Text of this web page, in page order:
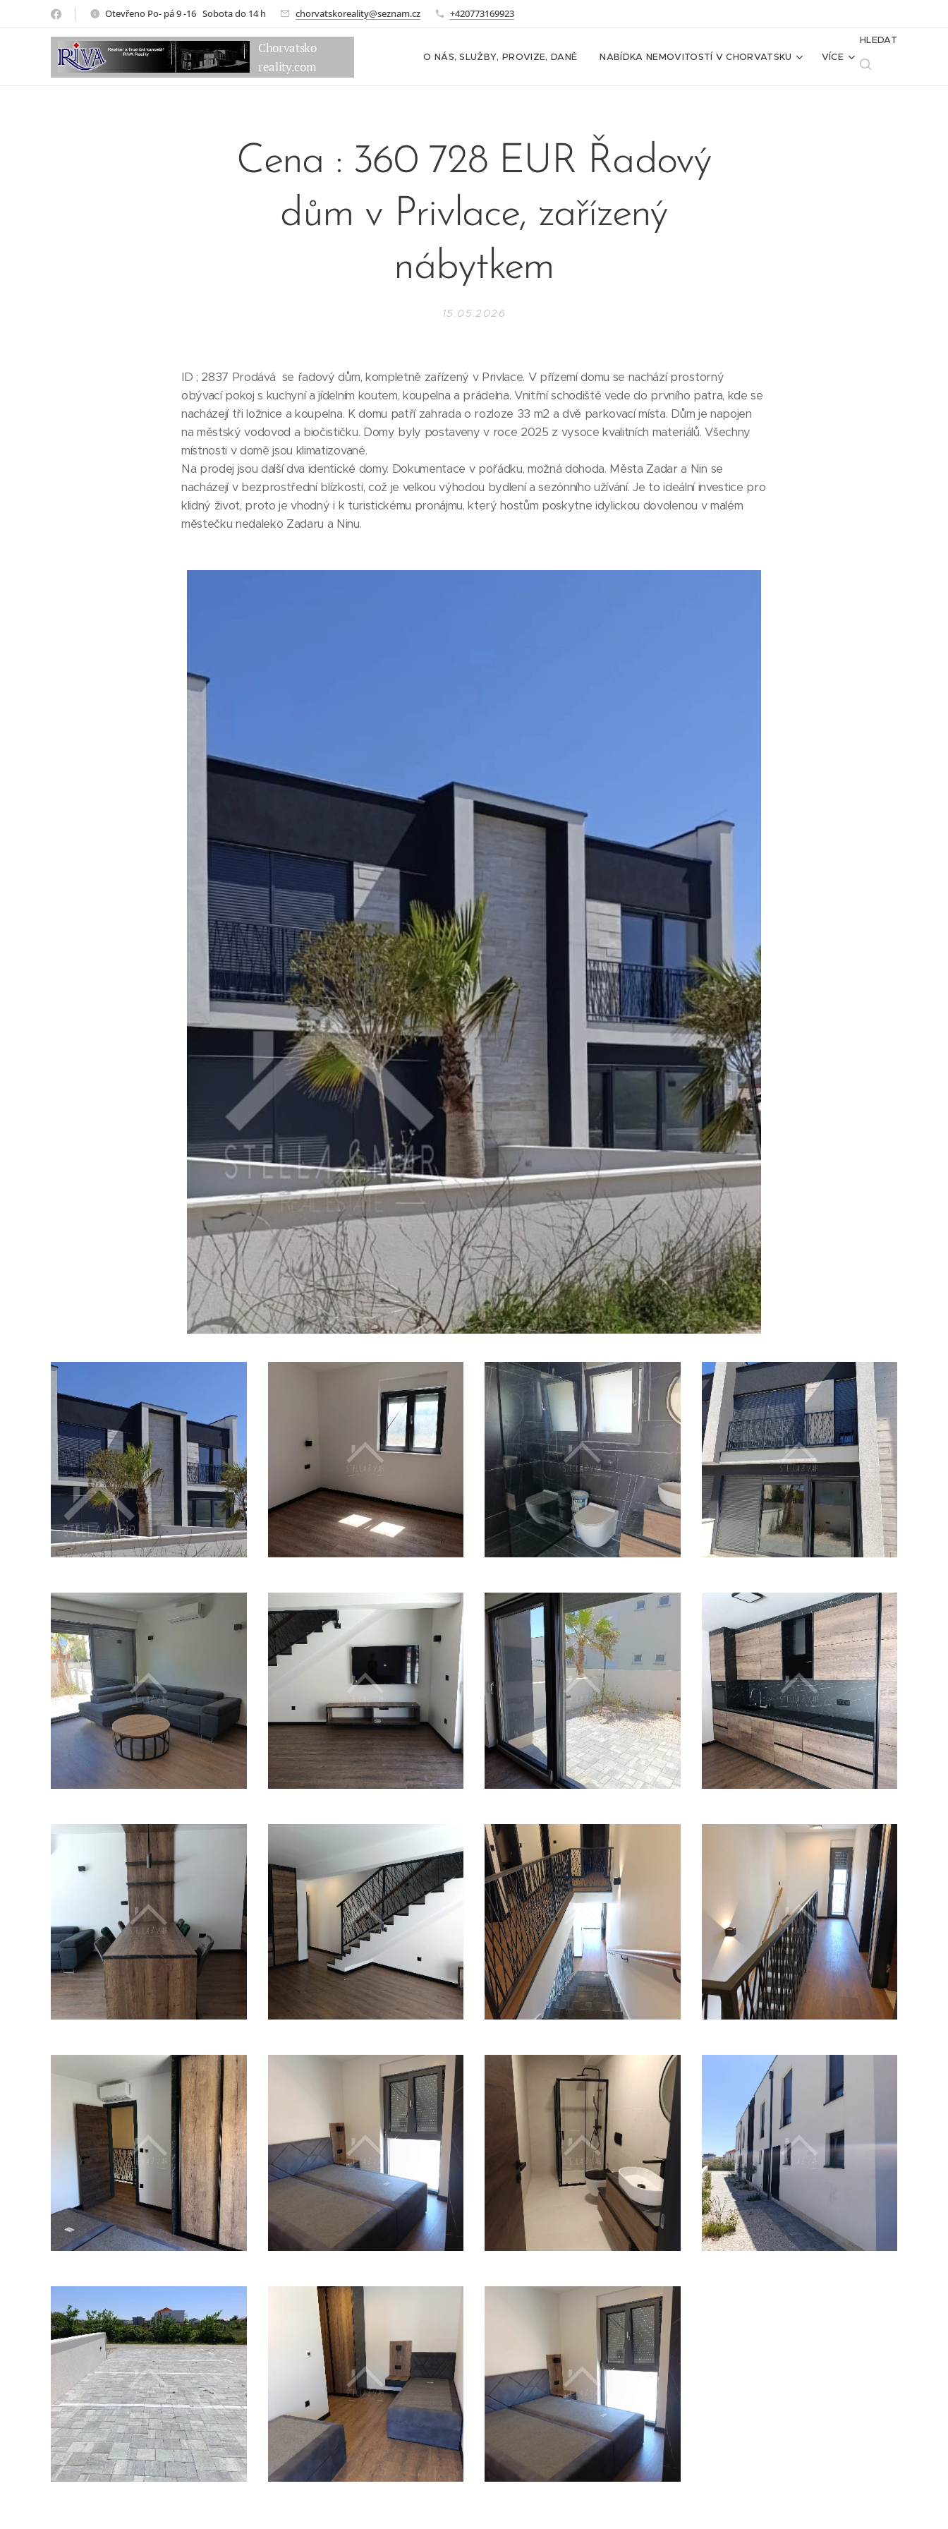
Otevřeno Po- pá 9 -16 Sobota do 14 h chorvatskoreality@seznam.cz +420773169923
Chorvatsko
reality.com
O NÁS, SLUŽBY, PROVIZE, DANĚ NABÍDKA NEMOVITOSTÍ V CHORVATSKU VÍCE
HLEDAT
Cena : 360 728 EUR Řadový
dům v Privlace, zařízený
nábytkem
15.05.2026
ID ; 2837 Prodává se řadový dům, kompletně zařízený v Privlace. V přízemí domu se nachází prostorný
obývací pokoj s kuchyní a jídelním koutem, koupelna a prádelna. Vnitřní schodiště vede do prvního patra, kde se
nacházejí tři ložnice a koupelna. K domu patří zahrada o rozloze 33 m2 a dvě parkovací místa. Dům je napojen
na městský vodovod a biočističku. Domy byly postaveny v roce 2025 z vysoce kvalitních materiálů. Všechny
místnosti v domě jsou klimatizované.
Na prodej jsou další dva identické domy. Dokumentace v pořádku, možná dohoda. Města Zadar a Nin se
nacházejí v bezprostřední blízkosti, což je velkou výhodou bydlení a sezónního užívání. Je to ideální investice pro
klidný život, proto je vhodný i k turistickému pronájmu, který hostům poskytne idylickou dovolenou v malém
městečku nedaleko Zadaru a Ninu.